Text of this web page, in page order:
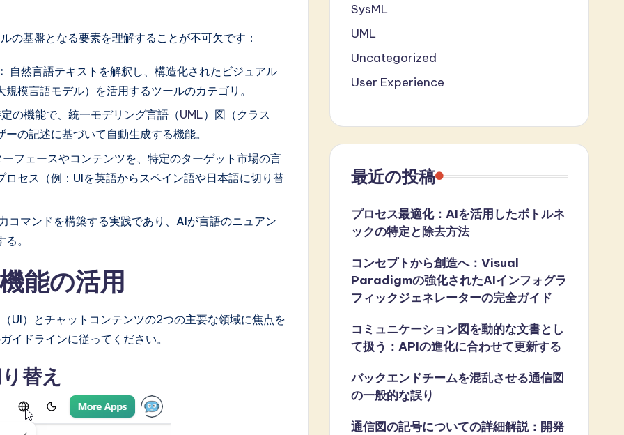
の基盤となる要素を理解することが不可欠です：
自然言語テキストを解釈し、構造化されたビジュアル
模言語モデル）を活用するツールのカテゴリ。
の機能で、統一モデリング言語（UML）図（クラス
の記述に基づいて自動生成する機能。
フェースやコンテンツを、特定のターゲット市場の言
セス（例：UIを英語からスペイン語や日本語に切り替
コマンドを構築する実践であり、AIが言語のニュアン
。
能の活用
UI）とチャットコンテンツの2つの主要な領域に焦点を
イドラインに従ってください。
替え
SysML
UML
Uncategorized
User Experience
最近の投稿
プロセス最適化：AIを活用したボトルネ
ックの特定と除去方法
コンセプトから創造へ：Visual
Paradigmの強化されたAIインフォグラ
フィックジェネレーターの完全ガイド
コミュニケーション図を動的な文書とし
て扱う：APIの進化に合わせて更新する
バックエンドチームを混乱させる通信図
の一般的な誤り
通信図の記号についての詳細解説：開発